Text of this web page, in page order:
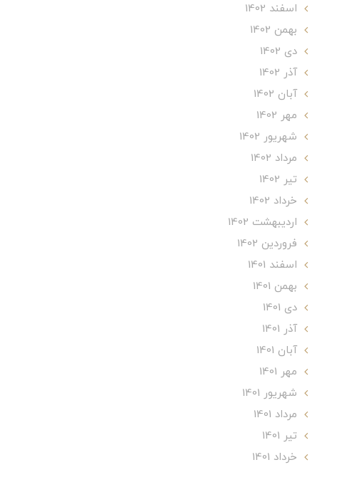
اسفند 1402
بهمن 1402
دی 1402
آذر 1402
آبان 1402
مهر 1402
شهریور 1402
مرداد 1402
تير 1402
خرداد 1402
ارديبهشت 1402
فروردین 1402
اسفند 1401
بهمن 1401
دی 1401
آذر 1401
آبان 1401
مهر 1401
شهریور 1401
مرداد 1401
تير 1401
خرداد 1401